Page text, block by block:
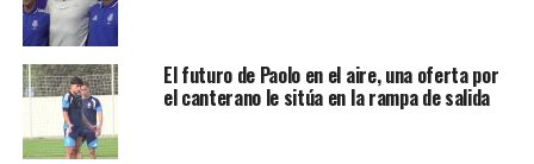
El futuro de Paolo en el aire, una oferta por
el canterano le sitúa en la rampa de salida